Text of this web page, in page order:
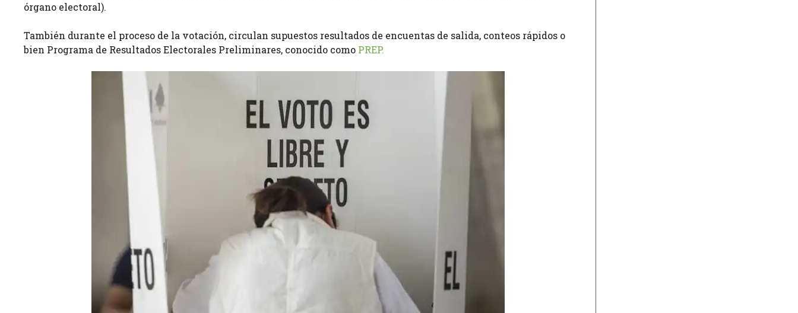
órgano electoral).
También durante el proceso de la votación, circulan supuestos resultados de encuentas de salida, conteos rápidos o
bien Programa de Resultados Electorales Preliminares, conocido como PREP.